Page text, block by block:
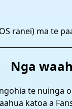
ranei) ma te
Nga
te nuinga
katoa a